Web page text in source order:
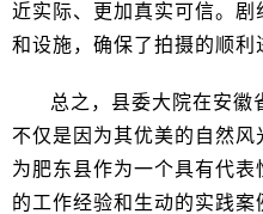
近实际、更加真实可信。
和设施，确保了拍摄的顺利
总之，县委大院在安徽
不仅是因为其优美的自然
为肥东县作为一个具有代
的工作经验和生动的实践案